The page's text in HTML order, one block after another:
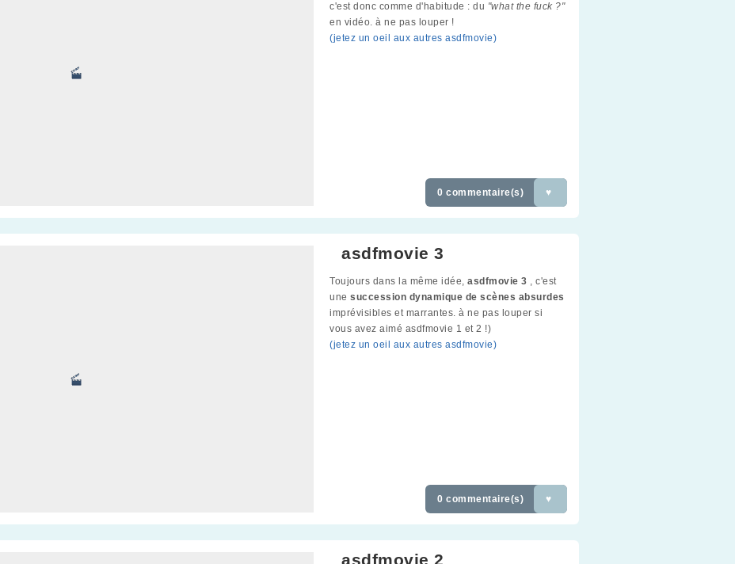
c'est donc comme d'habitude : du "what the fuck ?"
en vidéo. à ne pas louper !
(jetez un oeil aux autres asdfmovie)
0 commentaire(s) ♥
asdfmovie 3
Toujours dans la même idée, asdfmovie 3 , c'est
une succession dynamique de scènes absurdes
imprévisibles et marrantes. à ne pas louper si
vous avez aimé asdfmovie 1 et 2 !)
(jetez un oeil aux autres asdfmovie)
0 commentaire(s) ♥
asdfmovie 2